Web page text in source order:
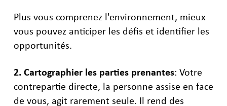
Plus vous comprenez l'environnement, mieux
vous pouvez anticiper les défis et identifier les
opportunités.
2. Cartographier les parties prenantes: Votre
contrepartie directe, la personne assise en face
de vous, agit rarement seule. Il rend des